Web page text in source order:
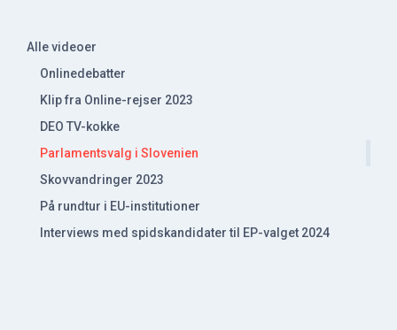
Primær
Sidebar
Alle videoer
Onlinedebatter
Klip fra Online-rejser 2023
DEO TV-kokke
Parlamentsvalg i Slovenien
Skovvandringer 2023
På rundtur i EU-institutioner
Interviews med spidskandidater til EP-valget 2024